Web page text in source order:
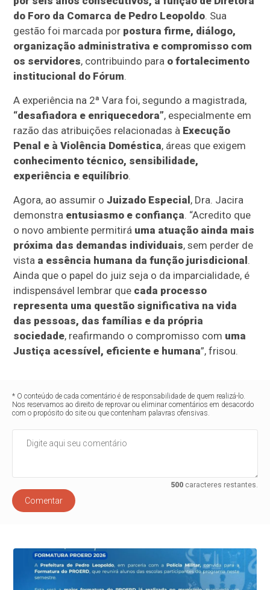
do Foro da Comarca de Pedro Leopoldo. Sua
gestão foi marcada por postura firme, diálogo,
organização administrativa e compromisso com
os servidores, contribuindo para o fortalecimento
institucional do Fórum.
A experiência na 2ª Vara foi, segundo a magistrada,
“desafiadora e enriquecedora”, especialmente em
razão das atribuições relacionadas à Execução
Penal e à Violência Doméstica, áreas que exigem
conhecimento técnico, sensibilidade,
experiência e equilíbrio.
Agora, ao assumir oJuizado Especial , Dra. Jacira
demonstra entusiasmo e confiança. “Acredito que
o novo ambiente permitirá uma atuação ainda mais
próxima das demandas individuais, sem perder de
vista a essência humana da função jurisdicional .
Ainda que o papel do juiz seja o da imparcialidade, é
indispensável lembrar que cada processo
representa uma questão significativa na vida
das pessoas, das famílias e da própria
sociedade, reafirmando o compromisso com uma
Justiça acessível, eficiente e humana”, frisou.
* O conteúdo de cada comentário é de responsabilidade de quem realizá-lo.
Nos reservamos ao direito de reprovar ou eliminar comentários em desacordo
com o propósito do site ou que contenham palavras ofensivas.
500caracteres restantes.
Comentar